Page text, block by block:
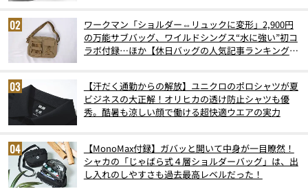
ワークマン「ショルダー⇔リュックに変形」2,900円
の万能サブバッグ、ワイルドシングス“水に強い”初コ
ラボ付録…ほか【休日バッグの人気記事ランキングベ
【汗だく通勤からの解放】ユニクロのポロシャツが夏
ビジネスの大正解！オリヒカの透け防止シャツも優
秀。酷暑も涼しい顔で働ける超快適ウエアの実力
【MonoMax付録】ガバッと開いて中身が一目瞭然！
シャカの「じゃばら式４層ショルダーバッグ」は、出
し入れのしやすさも過去最高レベルだった！